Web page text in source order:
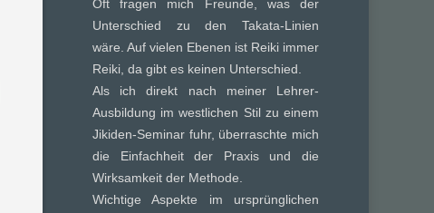
Oft fragen mich Freunde, was der
Unterschied zu den Takata-Linien
wäre. Auf vielen Ebenen ist Reiki immer
Reiki, da gibt es keinen Unterschied.
Als ich direkt nach meiner Lehrer-
Ausbildung im westlichen Stil zu einem
Jikiden-Seminar fuhr, überraschte mich
die Einfachheit der Praxis und die
Wirksamkeit der Methode.
Wichtige Aspekte im ursprünglichen